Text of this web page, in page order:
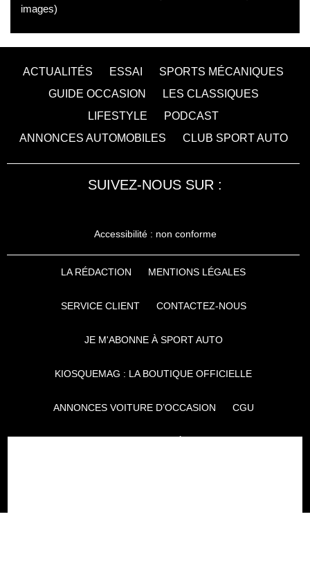
images)
ACTUALITÉS ESSAI
SPORTS MÉCANIQUES
GUIDE OCCASION
LES CLASSIQUES
LIFESTYLE
PODCAST
ANNONCES AUTOMOBILES
CLUB SPORT AUTO
SUIVEZ-NOUS SUR :
Accessibilité : non conforme
LA RÉDACTION MENTIONS LÉGALES
SERVICE CLIENT CONTACTEZ-NOUS
JE M'ABONNE À SPORT AUTO
KIOSQUEMAG : LA BOUTIQUE OFFICIELLE
ANNONCES VOITURE D’OCCASION CGU